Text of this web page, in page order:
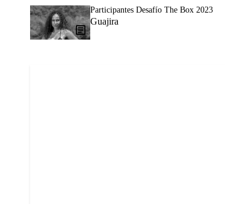
Participantes Desafío The Box 2023
Guajira